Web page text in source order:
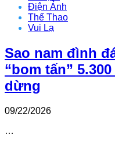
Điện Ảnh
Thể Thao
Vui Lạ
Sao nam đình
“bom tấn”
dừng
09/22/2026
…